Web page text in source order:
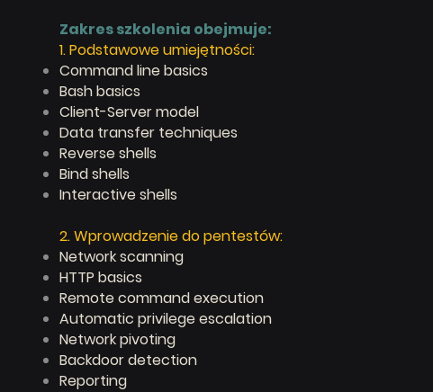
Zakres szkolenia obejmuje:
1. Podstawowe umiejętności:
Command line basics
Bash basics​
Client-Server model​
Data transfer techniques​
Reverse shells​
Bind shells​
Interactive shells
2. Wprowadzenie do pentestów:
Network scanning​
HTTP basics​
Remote command execution​
Automatic privilege escalation​
Network pivoting​
Backdoor detection​
Reporting